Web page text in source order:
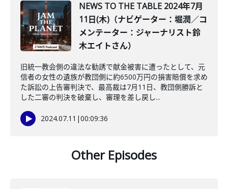
NEWS TO THE TABLE 2024年7月
11日(木)（ナビゲーター：堀潤／コ
メンテーター：ジャーナリスト鈴
木エイトさん）
旧統一教会側の違法な勧誘で献金被害に遭ったとして、元
信者の女性の遺族が教団側に約6500万円の損害賠償を求め
た訴訟の上告審判決で、最高裁は7月11日、教団側勝訴と
した二審の判決を破棄し、審理を差し戻し...
2024.07.11 |00:09:36
Other Episodes